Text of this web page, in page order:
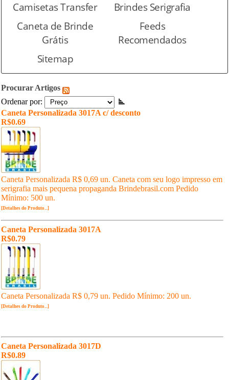
Camisetas Transfer
Brindes Serigrafia
Caneta de Brinde
Grátis
Feeds
Recomendados
Sitemap
Procurar Artigos
Ordenar por:
Caneta Personalizada 3017A c/ desconto
R$0.69
Caneta Personalizada R$ 0,69 un. Caneta com seu logo impresso em
serigrafia mais pequena propaganda Brindebrasil.com Pedido
Mínimo: 500 un.
[Detalhes do Produto...]
Caneta Personalizada 3017A
R$0.79
Caneta Personalizada R$ 0,79 un. Pedido Mínimo: 200 un.
[Detalhes do Produto...]
Caneta Personalizada 3017D
R$0.89